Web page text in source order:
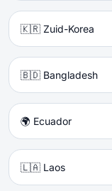
🇰🇷 Zuid-Korea
🇧🇩 Bangladesh
🌍 Ecuador
🇱🇦 Laos